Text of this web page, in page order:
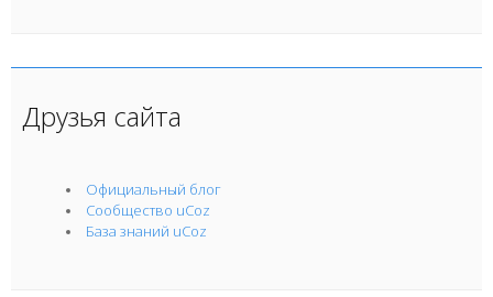
Друзья сайта
Официальный блог
Сообщество uCoz
База знаний uCoz